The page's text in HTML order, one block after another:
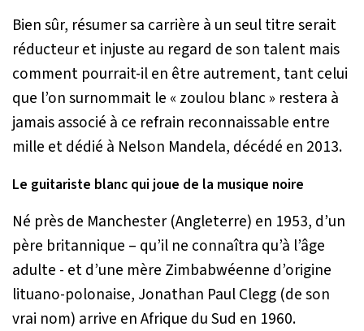
Bien sûr, résumer sa carrière à un seul titre serait
réducteur et injuste au regard de son talent mais
comment pourrait-il en être autrement, tant celui
que l’on surnommait le « zoulou blanc » restera à
jamais associé à ce refrain reconnaissable entre
mille et dédié à Nelson Mandela, décédé en 2013.
Le guitariste blanc qui joue de la musique noire
Né près de Manchester (Angleterre) en 1953, d’un
père britannique – qu’il ne connaîtra qu’à l’âge
adulte - et d’une mère Zimbabwéenne d’origine
lituano-polonaise, Jonathan Paul Clegg (de son
vrai nom) arrive en Afrique du Sud en 1960.